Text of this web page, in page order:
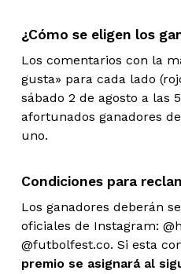
¿Cómo se eligen los
Los comentarios con la
gusta» para cada lado
sábado 2 de agosto a las
afortunados ganadores
uno.
Condiciones para
Los ganadores deberán
oficiales de Instagram:
@futbolfest.co. Si esta
premio se asignará al